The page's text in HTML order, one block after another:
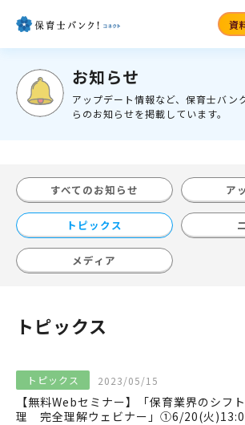
資
お知らせ
アップデート情報など、保育士バン
らのお知らせを掲載しています。
すべてのお知らせ ア
トピックス
メディア
トピックス
トピックス 2023/05/15
【無料Webセミナー】「保育業界のシフ
理 完全理解ウェビナー」①6/20(火